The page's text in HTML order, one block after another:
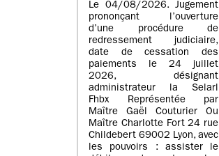
Le 04/08/2026. Jugement
prononçant l’ouverture
d’une procédure de
redressement judiciaire,
date de cessation des
paiements le 24 juillet
2026, désignant
administrateur la Selarl
Fhbx Représentée par
Maître Gaël Couturier Ou
Maître Charlotte Fort 24 rue
Childebert 69002 Lyon, avec
les pouvoirs : assister le